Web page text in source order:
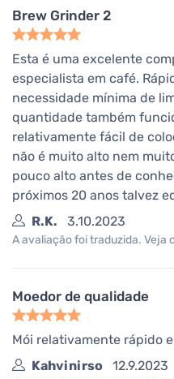
Brew Grinder 2
Esta é uma excelente
especialista em café.
necessidade mínima de
quantidade também
relativamente fácil de
não é muito alto nem
pouco alto antes de
próximos 20 anos talvez
R.K.
3.10.2023
A avaliação foi traduzida. Veja
Moedor de qualidade
Mói relativamente rápido
Kahvinirso
12.9.2023